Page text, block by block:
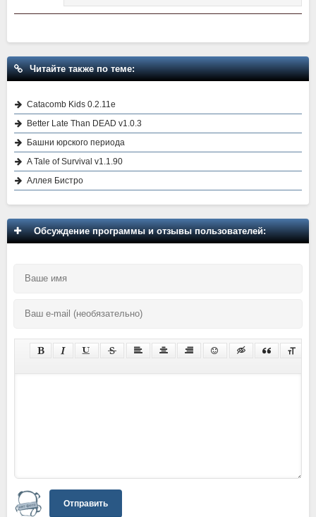
Читайте также по теме:
Catacomb Kids 0.2.11e
Better Late Than DEAD v1.0.3
Башни юрского периода
A Tale of Survival v1.1.90
Аллея Бистро
Обсуждение программы и отзывы пользователей:
Отправить